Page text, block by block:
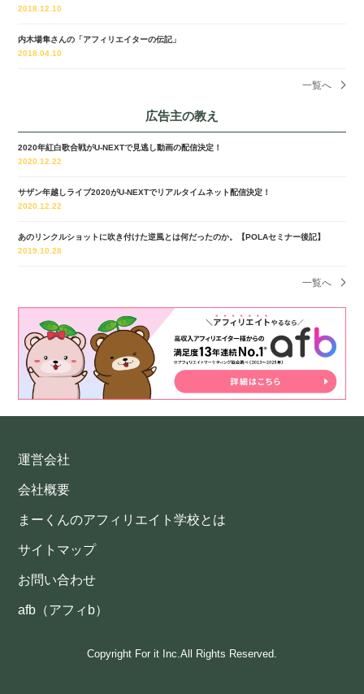
2018.12.10
内木場隼さんの「アフィリエイターの伝記」
2018.04.10
一覧へ
広告主の教え
2020年紅白歌合戦がU-NEXTで見逃し動画の配信決定！
2020.12.22
サザン年越しライブ2020がU-NEXTでリアルタイムネット配信決定！
2020.12.22
あのリンクルショットに吹き付けた逆風とは何だったのか。【POLAセミナー後記】
2019.10.28
一覧へ
運営会社
会社概要
まーくんのアフィリエイト学校とは
サイトマップ
お問い合わせ
afb（アフィb）
Copyright For it Inc.All Rights Reserved.